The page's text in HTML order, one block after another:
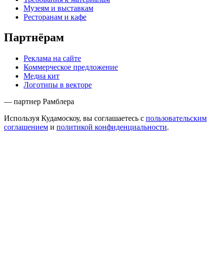
Музеям и выставкам
Ресторанам и кафе
Партнёрам
Реклама на сайте
Коммерческое предложение
Медиа кит
Логотипы в векторе
— партнер Рамблера
Используя Кудамоскоу, вы соглашаетесь с пользовательским
соглашением и политикой конфиденциальности.